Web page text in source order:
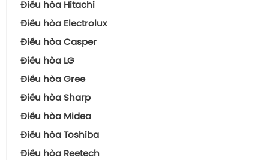
Điều hòa Hitachi
Điều hòa Electrolux
Điều hòa Casper
Điều hòa LG
Điều hòa Gree
Điều hòa Sharp
Điều hòa Midea
Điều hòa Toshiba
Điều hòa Reetech